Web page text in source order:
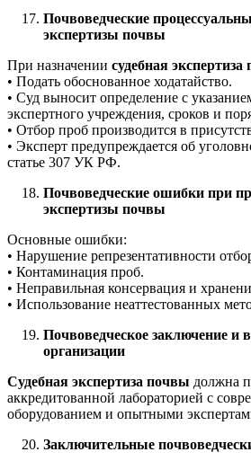
Почвоведческие
экспертизы почвы
При назначении судебная
• Подать обоснованное ходатайство.
• Суд выносит определение с
экспертного учреждения, сроков и
• Отбор проб производится в
• Эксперт предупреждается об
статье 307 УК РФ.
Почвоведческие ошибки при
экспертизы почвы
Основные ошибки:
• Нарушение репрезентативности
• Контаминация проб.
• Неправильная консервация и
• Использование неаттестованных
Почвоведческое заключение и
организации
Судебная экспертиза почвы должна
аккредитованной лабораторией с
оборудованием и опытными
Заключительные